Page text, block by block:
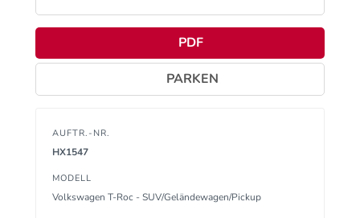
PDF
PARKEN
AUFTR.-NR.
HX1547
MODELL
Volkswagen T-Roc - SUV/Geländewagen/Pickup